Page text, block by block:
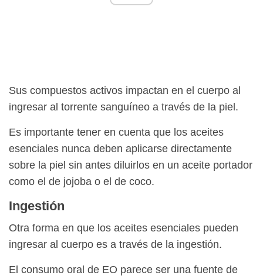
Sus compuestos activos impactan en el cuerpo al
ingresar al torrente sanguíneo a través de la piel.
Es importante tener en cuenta que los aceites
esenciales nunca deben aplicarse directamente
sobre la piel sin antes diluirlos en un aceite portador
como el de jojoba o el de coco.
Ingestión
Otra forma en que los aceites esenciales pueden
ingresar al cuerpo es a través de la ingestión.
El consumo oral de EO parece ser una fuente de